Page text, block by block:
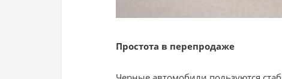
Простота в перепродаже